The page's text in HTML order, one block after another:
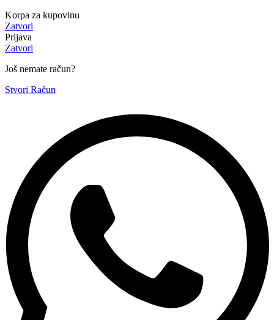
Korpa za kupovinu
Zatvori
Prijava
Zatvori
Još nemate račun?
Stvori Račun